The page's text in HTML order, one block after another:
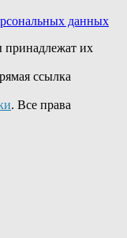
данных
принадлежат их
ссылка
. Все права